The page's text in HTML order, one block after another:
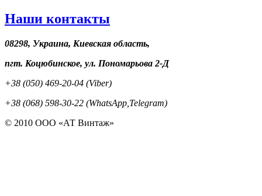
Наши контакты
08298, Украина, Киевская область,
пгт. Коцюбинское, ул. Пономарьова 2-Д
+38 (050) 469-20-04 (Viber)
+38 (068) 598-30-22 (WhatsApp,Telegram)
© 2010 ООО «АТ Винтаж»